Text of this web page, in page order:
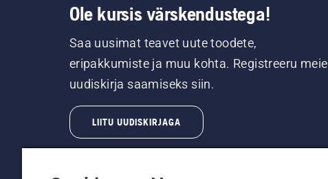
Ole kursis värskendustega!
Saa uusimat teavet uute toodete,
eripakkumiste ja muu kohta. Registreeru meie
uudiskirja saamiseks siin.
LIITU UUDISKIRJAGA